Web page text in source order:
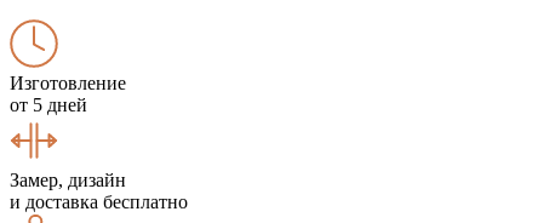
Изготовление
от 5 дней
Замер, дизайн
и доставка бесплатно